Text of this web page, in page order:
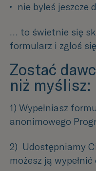
nie byłeś jeszcze
… to świetnie się
formularz i zgłoś
Zostać
niż myślisz:
1) Wypełniasz
anonimowego
2) Udostępniamy
możesz ją